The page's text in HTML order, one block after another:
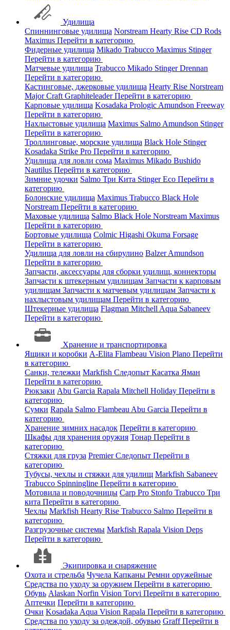
Удилища
Спиннинговые удилища Norstream Hearty Rise CD Rods
Maximus Перейти в категорию
Фидерные удилища Mikado Trabucco Maximus Stinger
Перейти в категорию
Матчевые удилища Trabucco Mikado StingerDrennan
Перейти в категорию
Кастинговые, джерковые удилища Hearty Rise Norstream
Major Craft GraphiteleaderПерейти в категорию
Карповые удилища Kosadaka Prologic Amundson Freeway
Перейти в категорию
Нахлыстовые удилища Maximus Salmo Amundson Stinger
Перейти в категорию
Троллинговые, морские удилища Black Hole Stinger
Kosadaka Strike Pro Перейти в категорию
Удилища для ловли сома Maximus Mikado Bushido
Nautilus Перейти в категорию
Зимние удочки Salmo Три Кита StingerEco Перейти в
категорию
Болонские удилища Maximus Trabucco Black Hole
Norstream Перейти в категорию
Маховые удилища Salmo Black Hole Norstream Maximus
Перейти в категорию
Бортовые удилища Colmic Higashi Okuma Forsage
Перейти в категорию
Удилища для ловли на сбирулино BalzerAmundson
Перейти в категорию
Запчасти, аксессуары для сборки удилищ, коннекторы
Запчасти к штекерным удилищам Запчасти к карповым
удилищам Запчасти к матчевым удилищам Запчасти к
нахлыстовым удилищам Перейти в категорию
Штекерные удилища Flagman Mitchell Aqua Sabaneev
Перейти в категорию
Хранение и транспортировка
Ящики и коробки A-Elita Flambeau Vision Plano Перейти
в категорию
Санки, тележки Markfish Следопыт Касатка Яман
Перейти в категорию
Рюкзаки Abu Garcia Rapala Mitchell Holiday Перейти в
категорию
Сумки Rapala Salmo Flambeau Abu Garcia Перейти в
категорию
Хранение зимних насадок Перейти в категорию
Шкафы для хранения оружия Тонар Перейти в
категорию
Стяжки для груза PremierСледопыт Перейти в
категорию
Тубусы, чехлы и стяжки для удилищ Markfish Sabaneev
Trabucco Spinningline Перейти в категорию
Мотовила и поводочницы Carp Pro Stonfo Trabucco Три
кита Перейти в категорию
Чехлы Markfish Hearty Rise Trabucco Salmo Перейти в
категорию
Разгрузочные системы Markfish Rapala Vision Deps
Перейти в категорию
Экипировка и снаряжение
Охота и стрельба Чучела Капканы Ремни оружейные
Средства по уходу за оружием Перейти в категорию
Обувь Alaskan Norfin Vision Torvi Перейти в категорию
Аптечки Перейти в категорию
Очки Kosadaka Aqua Vision Rapala Перейти в категорию
Средства по уходу за одеждой, обувью GraffПерейти в